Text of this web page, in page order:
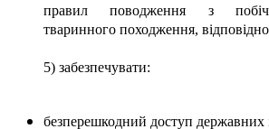
правил поводження з
тваринного походження,
5) забезпечувати:
безперешкодний доступ державних